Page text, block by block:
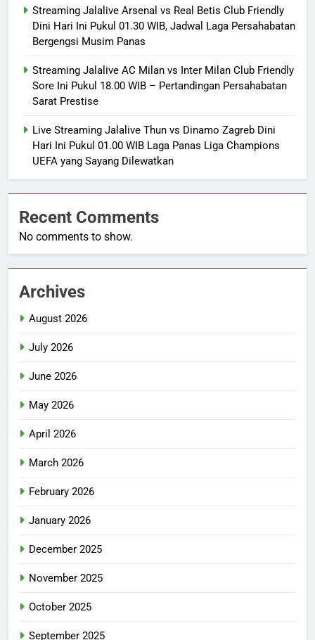
Streaming Jalalive Arsenal vs Real Betis Club Friendly
Dini Hari Ini Pukul 01.30 WIB, Jadwal Laga Persahabatan
Bergengsi Musim Panas
Streaming Jalalive AC Milan vs Inter Milan Club Friendly
Sore Ini Pukul 18.00 WIB – Pertandingan Persahabatan
Sarat Prestise
Live Streaming Jalalive Thun vs Dinamo Zagreb Dini
Hari Ini Pukul 01.00 WIB Laga Panas Liga Champions
UEFA yang Sayang Dilewatkan
Recent Comments
No comments to show.
Archives
August 2026
July 2026
June 2026
May 2026
April 2026
March 2026
February 2026
January 2026
December 2025
November 2025
October 2025
September 2025